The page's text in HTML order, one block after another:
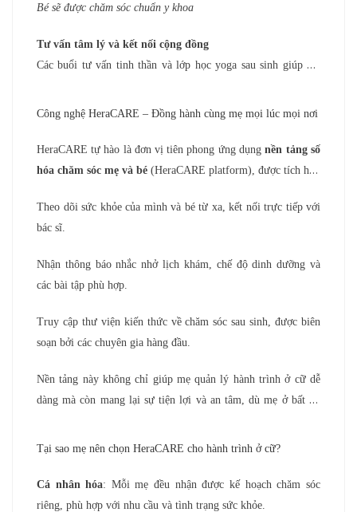
pháp khoa học, giúp mẹ tự tin hơn trong vai trò mới.
Bé sẽ được chăm sóc chuẩn y khoa
Tư vấn tâm lý và kết nối cộng đồng
Các buổi tư vấn tinh thần và lớp học yoga sau sinh giúp mẹ
đồng HeraCARE, nơi các bà mẹ chia sẻ kinh nghiệm và hỗ trợ
Công nghệ HeraCARE – Đồng hành cùng mẹ mọi lúc mọi nơi
HeraCARE tự hào là đơn vị tiên phong ứng dụng nền tảng số
hóa chăm sóc mẹ và bé (HeraCARE platform), được tích hợp
Theo dõi sức khỏe của mình và bé từ xa, kết nối trực tiếp với
bác sĩ.
Nhận thông báo nhắc nhở lịch khám, chế độ dinh dưỡng và
các bài tập phù hợp.
Truy cập thư viện kiến thức về chăm sóc sau sinh, được biên
soạn bởi các chuyên gia hàng đầu.
Nền tảng này không chỉ giúp mẹ quản lý hành trình ở cữ dễ
dàng mà còn mang lại sự tiện lợi và an tâm, dù mẹ ở bất kỳ
Tại sao mẹ nên chọn HeraCARE cho hành trình ở cữ?
Cá nhân hóa: Mỗi mẹ đều nhận được kế hoạch chăm sóc
riêng, phù hợp với nhu cầu và tình trạng sức khỏe.